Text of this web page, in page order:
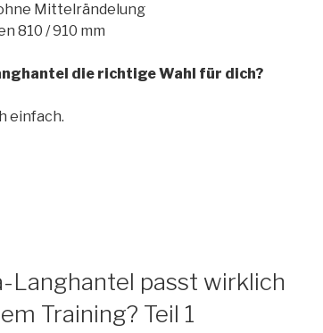
ohne Mittelrändelung
810 / 910 mm
die richtige Wahl für dich?
einfach.
Langhantel passt wirklich
Training? Teil 1